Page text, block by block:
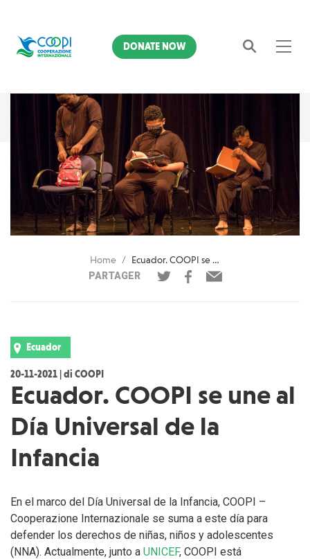
DONATE NOW
Home
Ecuador. COOPI se une al Día Universal de la Infancia
PARTAGER
Ecuador
20-11-2021 | di COOPI
Ecuador. COOPI se une al
Día Universal de la
Infancia
En el marco del Día Universal de la Infancia, COOPI –
Cooperazione Internazionale se suma a este día para
defender los derechos de niñas, niños y adolescentes
(NNA). Actualmente, junto a UNICEF, COOPI está